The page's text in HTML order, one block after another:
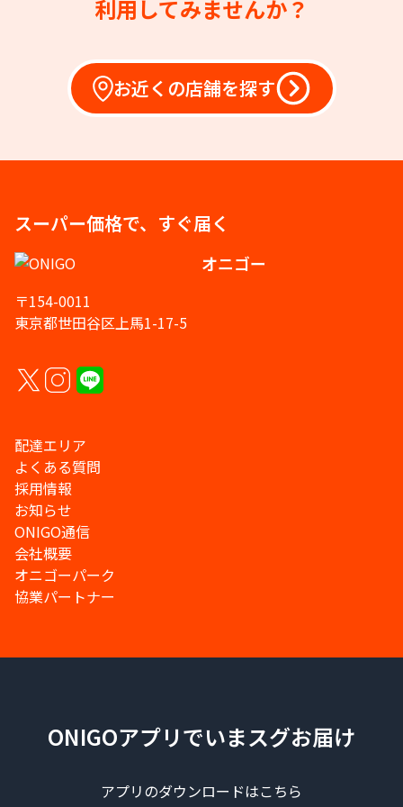
利用してみませんか？
お近くの店舗を探す
スーパー価格で、すぐ届く
オニゴー
〒154-0011
東京都世田谷区上馬1-17-5
配達エリア
よくある質問
採用情報
お知らせ
ONIGO通信
会社概要
オニゴーパーク
協業パートナー
ONIGOアプリでいまスグお届け
アプリのダウンロードはこちら